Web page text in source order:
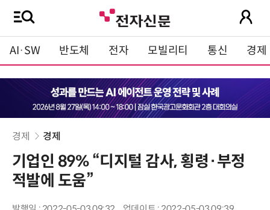
AI·SW 반도체 전자 모빌리티 통신 경제
경제 경제
기업인 89% “디지털 감사, 횡령·부정
적발에 도움”